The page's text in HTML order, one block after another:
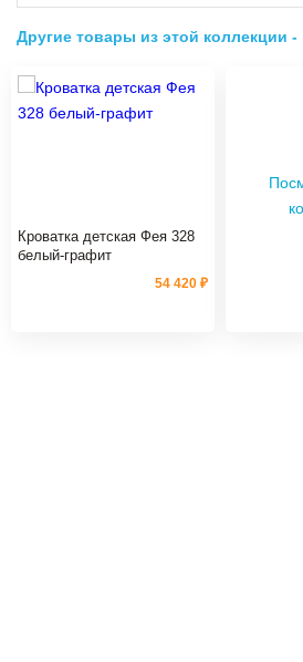
Другие товары из этой коллекции -
Кроватка детская Фея 328
белый-графит
54 420 ₽